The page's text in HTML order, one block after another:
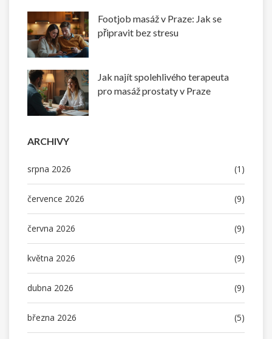
Footjob masáž v Praze: Jak se
připravit bez stresu
Jak najít spolehlivého terapeuta
pro masáž prostaty v Praze
ARCHIVY
srpna 2026 (1)
července 2026 (9)
června 2026 (9)
května 2026 (9)
dubna 2026 (9)
března 2026 (5)